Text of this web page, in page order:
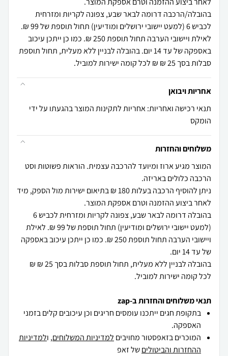
בהובלה/הרכבה דרומה לבאר שבע, צפונה לקריות ומזרחית
לכביש 6 (למעט יישובי ירושלים ומודיעין) תחול תוספת של 99 ₪.
לאילת ויישובי הערבה תחול תוספת 250 ₪. כמו כן ייתכן עיכוב
באספקה של עד 14 יום. בהובלה לבניין ללא מעלית, תחול תוספת
סבלות בסך 25 ₪ ₪ לכל קומה ישירות למוביל.
אחריות ויבואן
תנאי רכישה ואחריות: אחריות לתקינות המוצר בהגעתו על ידי
הומקס
משלוחים והחזרות
המוצר מגיע ארוז ומיועד להרכבה עצמית. הוראות פשוטות וסט
ניתן להוסיף הרכבה בעלות 180 ₪ בתיאום ישירות מול הספק, מיד
בהובלה דרומה לבאר שבע, צפונה לקריות ומזרחית לכביש 6
(למעט יישובי ירושלים ומודיעין) תחול תוספת של 99 ₪. לאילת
ויישובי הערבה תחול תוספת 250 ₪. כמו כן ייתכן עיכוב באספקה
בהובלה לבניין ללא מעלית, תחול תוספת סבלות בסך 25 ₪ ₪
לכל קומה ישירות למוביל.
תנאי משלוחים והחזרות ב-zap
בתקופת חגים ייתכנו עומסים חריגים וכן עיכובים קלים בזמני
האספקה.
המוכרים בזאפסטור מחויבים למדיניות המשלוחים, ולמדיניות
ההחזרות והביטוליםשל זאפ